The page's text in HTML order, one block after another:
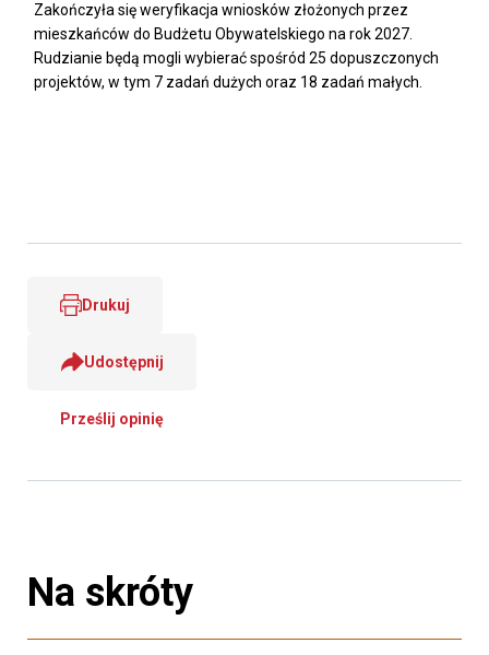
Zakończyła się weryfikacja wniosków złożonych przez
mieszkańców do Budżetu Obywatelskiego na rok 2027.
Rudzianie będą mogli wybierać spośród 25 dopuszczonych
projektów, w tym 7 zadań dużych oraz 18 zadań małych.
Drukuj
Udostępnij
Prześlij opinię
Na skróty